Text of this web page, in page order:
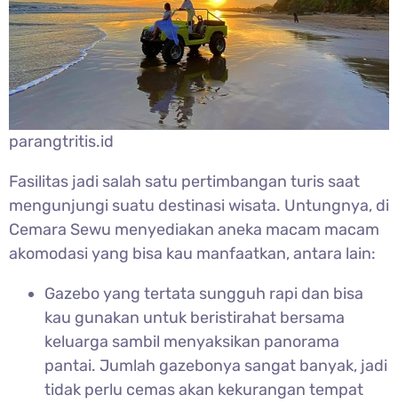
parangtritis.id
Fasilitas jadi salah satu pertimbangan turis saat
mengunjungi suatu destinasi wisata. Untungnya, di
Cemara Sewu menyediakan aneka macam macam
akomodasi yang bisa kau manfaatkan, antara lain:
Gazebo yang tertata sungguh rapi dan bisa
kau gunakan untuk beristirahat bersama
keluarga sambil menyaksikan panorama
pantai. Jumlah gazebonya sangat banyak, jadi
tidak perlu cemas akan kekurangan tempat